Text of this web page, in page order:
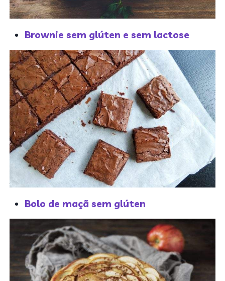
Brownie sem glúten e sem lactose
Bolo de maçã sem glúten